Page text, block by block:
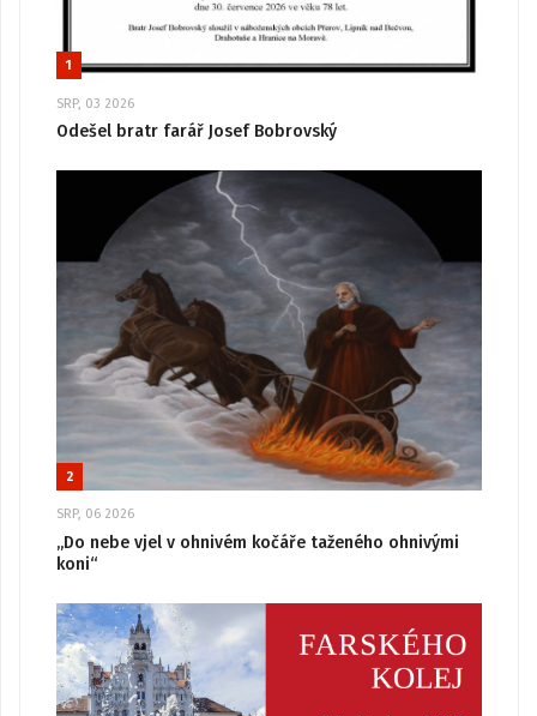
1
SRP, 03 2026
Odešel bratr farář Josef Bobrovský
2
SRP, 06 2026
„Do nebe vjel v ohnivém kočáře taženého ohnivými
koni“